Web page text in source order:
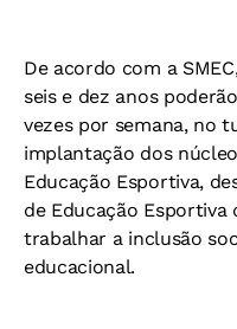
De acordo com a
seis e dez anos
vezes por semana, no
implantação dos
Educação Esportiva,
de Educação Esportiva
trabalhar a inclusão
educacional.